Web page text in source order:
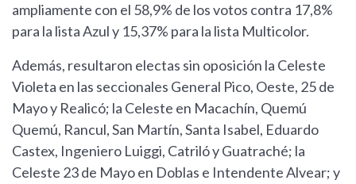
ampliamente con el 58,9% de los votos contra 17,8%
para la lista Azul y 15,37% para la lista Multicolor.
Además, resultaron electas sin oposición la Celeste
Violeta en las seccionales General Pico, Oeste, 25 de
Mayo y Realicó; la Celeste en Macachín, Quemú
Quemú, Rancul, San Martín, Santa Isabel, Eduardo
Castex, Ingeniero Luiggi, Catriló y Guatraché; la
Celeste 23 de Mayo en Doblas e Intendente Alvear; y